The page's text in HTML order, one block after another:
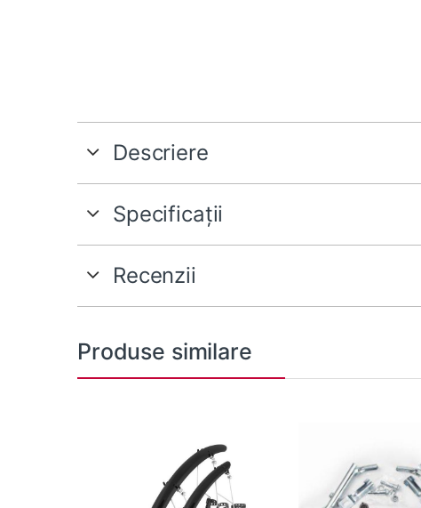
Descriere
Specificații
Recenzii
Produse similare